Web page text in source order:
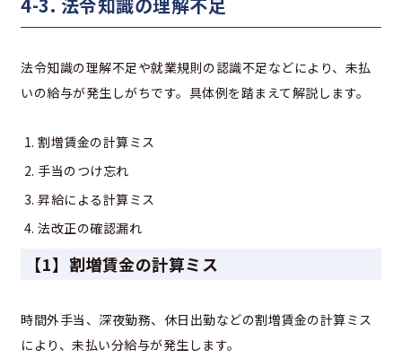
法令知識の理解不足や就業規則の認識不足などにより、未払
いの給与が発生しがちです。具体例を踏まえて解説します。
割増賃金の計算ミス
手当のつけ忘れ
昇給による計算ミス
法改正の確認漏れ
【1】割増賃金の計算ミス
時間外手当、深夜勤務、休日出勤などの割増賃金の計算ミス
により、未払い分給与が発生します。